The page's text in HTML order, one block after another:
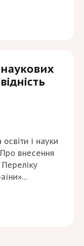
на
наукових
і науки
внесення
кластерний
Кластер –